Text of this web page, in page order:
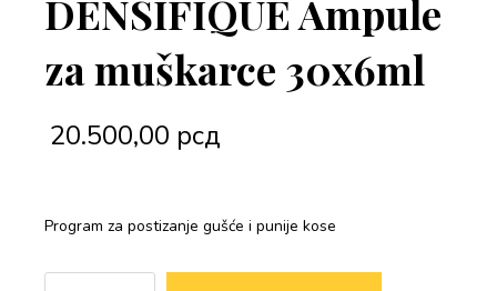
DENSIFIQUE Ampule
za muškarce 30x6ml
20.500,00 рсд
Program za postizanje gušće i punije kose